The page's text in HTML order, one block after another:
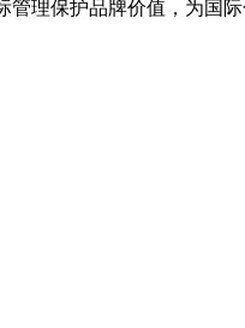
理保护品牌价值，为国际